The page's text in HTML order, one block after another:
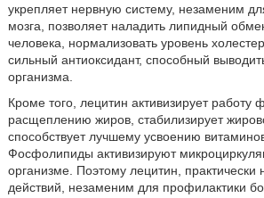
укрепляет нервную систему, незаменим
мозга, позволяет наладить липидный
человека, нормализовать уровень
сильный антиоксидант, способный
организма.
Кроме того, лецитин активизирует работу
расщеплению жиров, стабилизирует
способствует лучшему усвоению
Фосфолипиды активизируют
организме. Поэтому лецитин,
действий, незаменим для профилактики